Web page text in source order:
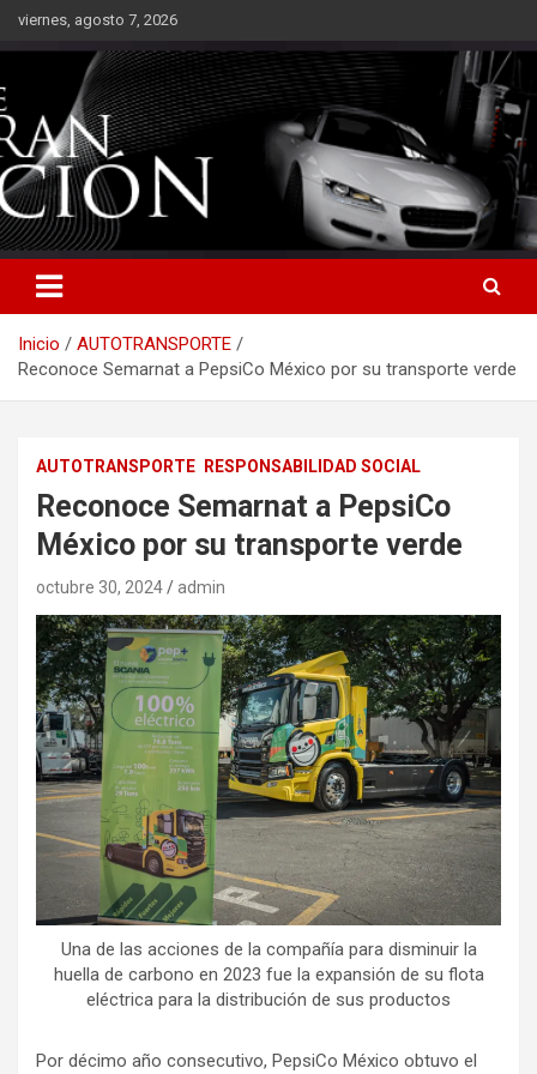
Saltarviernes, agosto 7, 2026
Inicio
AUTOTRANSPORTE
Reconoce Semarnat a PepsiCo México por su transporte verde
AUTOTRANSPORTE RESPONSABILIDAD SOCIAL
Reconoce Semarnat a PepsiCo
México por su transporte verde
octubre 30, 2024 admin
Una de las acciones de la compañía para disminuir la
huella de carbono en 2023 fue la expansión de su flota
eléctrica para la distribución de sus productos
Por décimo año consecutivo, PepsiCo México obtuvo el